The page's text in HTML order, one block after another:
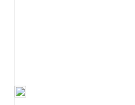
8